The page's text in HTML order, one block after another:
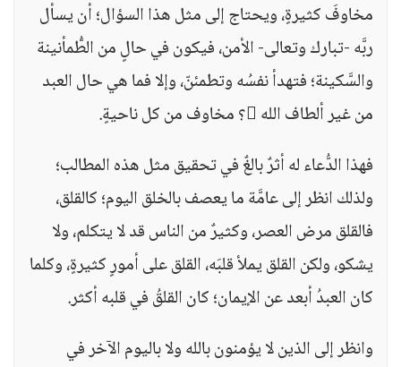
مخاوفَ كثيرةٍ، ويحتاج إلى مثل هذا السؤال؛ أن يسأل
ربَّه -تبارك وتعالى- الأمن، فيكون في حالٍ من الطُّمأنينة
والسَّكينة؛ فتهدأ نفسُه وتطمئنّ، وإلا فما هي حال العبد
من غير ألطاف الله ؟ مخاوف من كل ناحيةٍ.
فهذا الدُّعاء له أثرٌ بالغٌ في تحقيق مثل هذه المطالب؛
ولذلك انظر إلى عامَّة ما يعصف بالخلق اليوم؛ كالقلق،
فالقلق مرض العصر، وكثيرٌ من الناس قد لا يتكلم، ولا
يشكو، ولكن القلق يملأ قلبَه، القلق على أمورٍ كثيرةٍ، وكلما
كان العبدُ أبعد عن الإيمان؛ كان القلقُ في قلبه أكثر.
وانظر إلى الذين لا يؤمنون بالله ولا باليوم الآخر في